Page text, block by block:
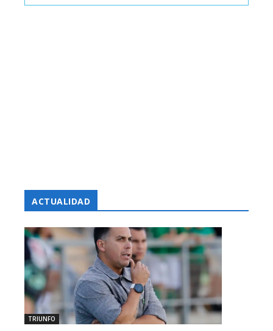
ACTUALIDAD
TRIUNFO